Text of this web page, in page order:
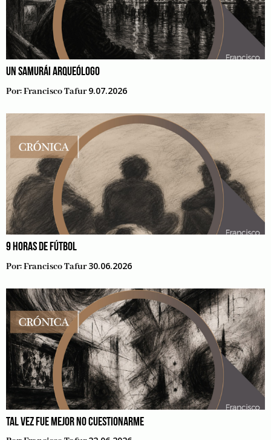
UN SAMURÁI ARQUEÓLOGO
Por:Francisco Tafur 9.07.2026
9 HORAS DE FÚTBOL
Por:Francisco Tafur 30.06.2026
TAL VEZ FUE MEJOR NO CUESTIONARME